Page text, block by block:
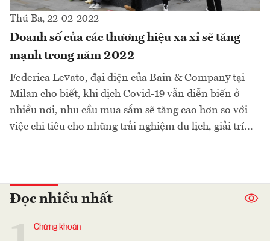
Thứ Ba, 22-02-2022
Doanh số của các thương hiệu xa xỉ sẽ tăng
mạnh trong năm 2022
Federica Levato, đại diện của Bain & Company tại
Milan cho biết, khi dịch Covid-19 vẫn diễn biến ở
nhiều nơi, nhu cầu mua sắm sẽ tăng cao hơn so với
việc chi tiêu cho những trải nghiệm du lịch, giải trí…
Đọc nhiều nhất
Chứng khoán